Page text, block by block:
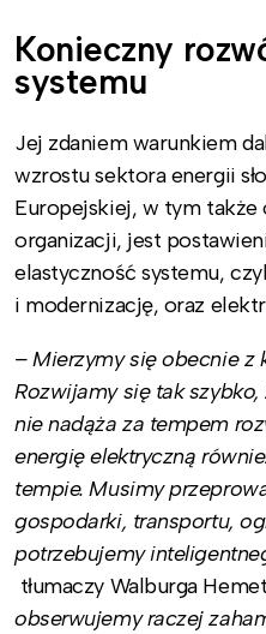
Konieczny
systemu
Jej zdaniem warunkiem
wzrostu sektora energii
Europejskiej, w tym także
organizacji, jest
elastyczność systemu,
i modernizację, oraz
– Mierzymy się obecnie z
Rozwijamy się tak
nie nadąża za tempem
energię elektryczną
tempie. Musimy
gospodarki, transportu,
potrzebujemy
tłumaczy Walburga
obserwujemy raczej